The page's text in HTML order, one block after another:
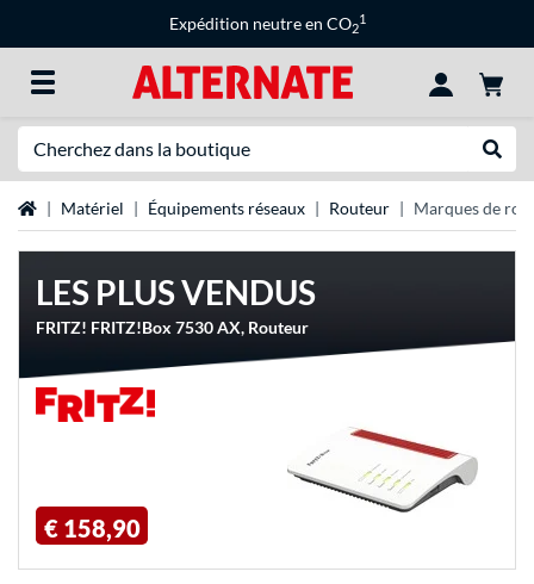
Expédition neutre en CO2
1
Page d'accueil
Matériel Équipements réseaux Routeur Marques de
LES PLUS VENDUS
FRITZ! FRITZ!Box 7530 AX, Routeur
€ 158,90